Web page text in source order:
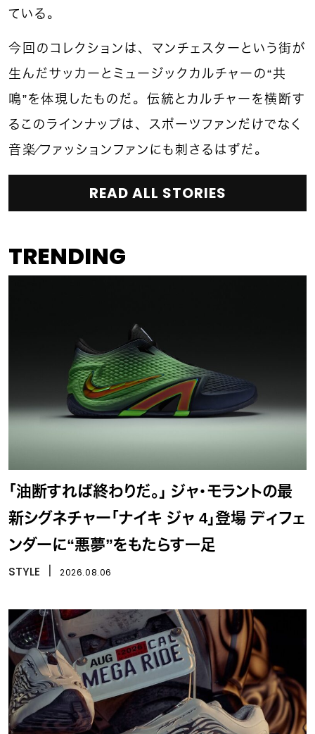
ている。
今回のコレクションは、マンチェスターという街が
生んだサッカーとミュージックカルチャーの“共
鳴”を体現したものだ。伝統とカルチャーを横断す
るこのラインナップは、スポーツファンだけでなく
音楽／ファッションファンにも刺さるはずだ。
READ ALL STORIES
TRENDING
「油断すれば終わりだ。」 ジャ・モラントの最
新シグネチャー「ナイキ ジャ 4」登場 ディフェ
ンダーに“悪夢”をもたらす一足
STYLE 2026.08.06